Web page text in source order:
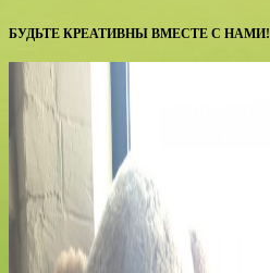
БУДЬТЕ КРЕАТИВНЫ ВМЕСТЕ С НАМИ!